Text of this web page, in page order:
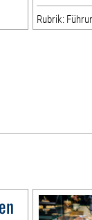
Rubrik: